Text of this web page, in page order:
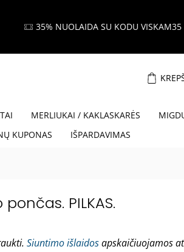
Read more
MERLIUKAI / KAKLASKARĖS
KUPONAS IŠPARDAVIMAS
PILKAS.
Siuntimo išlaidosapskaičiuojamos